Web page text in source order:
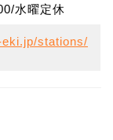
水曜定休
stations/